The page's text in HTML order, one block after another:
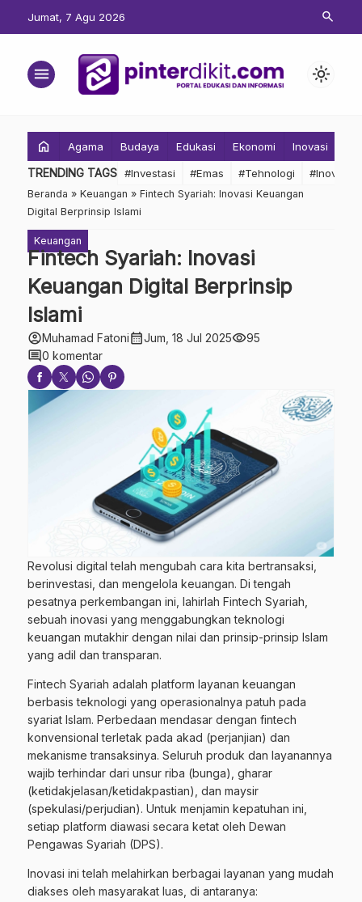
Jumat, 7 Agu 2026 search
menu light_mode
home Agama Budaya Edukasi Ekonomi Inovasi
TRENDING TAGS #Investasi #Emas #Tehnologi #Inovasi
Beranda » Keuangan » Fintech Syariah: Inovasi Keuangan
Digital Berprinsip Islami
Keuangan
Fintech Syariah: Inovasi
Keuangan Digital Berprinsip
Islami
account_circleMuhamad Fatonicalendar_monthJum, 18 Jul 2025visibility95
comment0 komentar
Revolusi digital telah mengubah cara kita bertransaksi,
berinvestasi, dan mengelola keuangan. Di tengah
pesatnya perkembangan ini, lahirlah Fintech Syariah,
sebuah inovasi yang menggabungkan teknologi
keuangan mutakhir dengan nilai dan prinsip-prinsip Islam
yang adil dan transparan.
Fintech Syariah adalah platform layanan keuangan
berbasis teknologi yang operasionalnya patuh pada
syariat Islam. Perbedaan mendasar dengan fintech
konvensional terletak pada akad (perjanjian) dan
mekanisme transaksinya. Seluruh produk dan layanannya
wajib terhindar dari unsur riba (bunga), gharar
(ketidakjelasan/ketidakpastian), dan maysir
(spekulasi/perjudian). Untuk menjamin kepatuhan ini,
setiap platform diawasi secara ketat oleh Dewan
Pengawas Syariah (DPS).
Inovasi ini telah melahirkan berbagai layanan yang mudah
diakses oleh masyarakat luas, di antaranya: